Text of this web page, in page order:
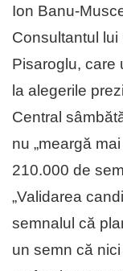
Ion Banu-
Consultantul
Pisaroglu, care
la alegerile
Central
nu „meargă
210.000 de
„Validarea
semnalul că
un semn că